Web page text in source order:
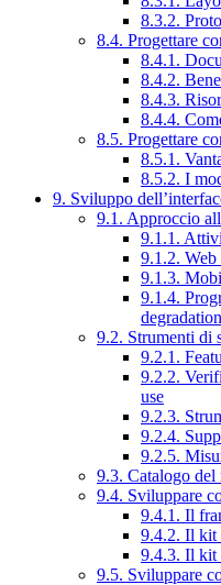
8.3.2.
8.4. Progettare
8.4.1.
8.4.2.
8.4.3.
8.4.4.
8.5. Progettare
8.5.1.
8.5.2. I
9. Sviluppo
9.1. Approccio
9.1.1.
9.1.2. Web
9.1.3.
9.1.4.
degradation
9.2. Strumenti di
9.2.1.
9.2.2.
use
9.2.3.
9.2.4.
9.2.5.
9.3. Catalogo del
9.4. Sviluppare
9.4.1. Il
9.4.2. Il kit
9.4.3. Il kit
9.5. Sviluppare